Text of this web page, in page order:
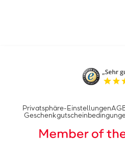
Privatsphäre-Einstellungen